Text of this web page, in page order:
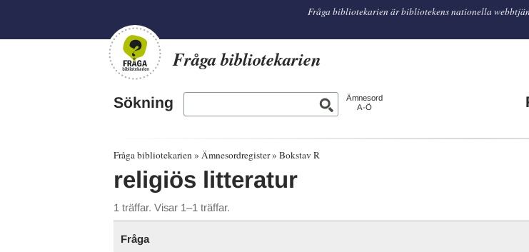
Fråga bibliotekarien är bibliotekens nationella
Fråga bibliotekarien
Sökning
Ämnesord
A-Ö
Fråga bibliotekarien Ämnesordregister Bokstav R
religiös litteratur
1 träffar. Visar 1–1 träffar.
Fråga